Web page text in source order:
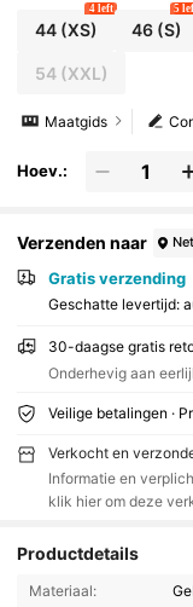
44(XS)
4 left
46 (S)
5
54(XXL)
Maatgids
Hoev.:
Verzenden naar
Gratis verzending
Geschatte levertijd:
30-daagse gratis
Onderhevig aan
Veilige betalingen ·
Verkocht en
Informatie en
klik hier om deze
Productdetails
Materiaal: